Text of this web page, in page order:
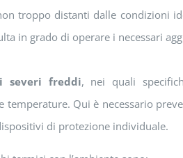
troppo distanti dalle condizioni
in grado di operare i necessari
severi freddi, nei quali
temperature. Qui è necessario
di protezione individuale.